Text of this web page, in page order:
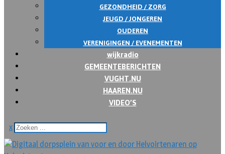
GEZONDHEID / ZORG
JEUGD / JONGEREN
OUDEREN
VERENIGINGEN / EVENEMENTEN
wijkradio
GEMEENTEBERICHTEN
VUGHT.NU
HAAREN.NU
VIDEO’S
x